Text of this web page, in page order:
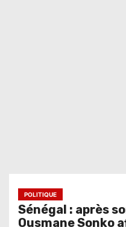
POLITIQUE
Sénégal : après
Ousmane Sonko